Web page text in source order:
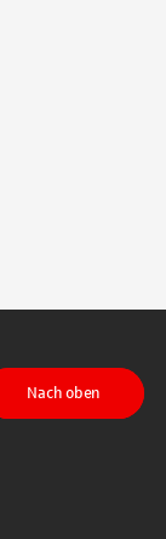
Nach oben